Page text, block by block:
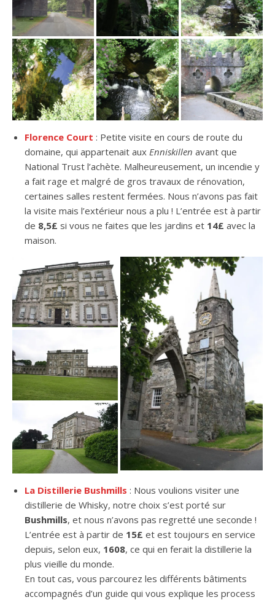
Florence Court : Petite visite en cours de route du
domaine, qui appartenait aux Enniskillen avant que
National Trust l’achète. Malheureusement, un incendie y
a fait rage et malgré de gros travaux de rénovation,
certaines salles restent fermées. Nous n’avons pas fait
la visite mais l’extérieur nous a plu ! L’entrée est à partir
de 8,5£ si vous ne faites que les jardins et 14£ avec la
maison.
La Distillerie Bushmills : Nous voulions visiter une
distillerie de Whisky, notre choix s’est porté sur
Bushmills, et nous n’avons pas regretté une seconde !
L’entrée est à partir de 15£ et est toujours en service
depuis, selon eux, 1608, ce qui en ferait la distillerie la
plus vieille du monde.
En tout cas, vous parcourez les différents bâtiments
accompagnés d’un guide qui vous explique les process